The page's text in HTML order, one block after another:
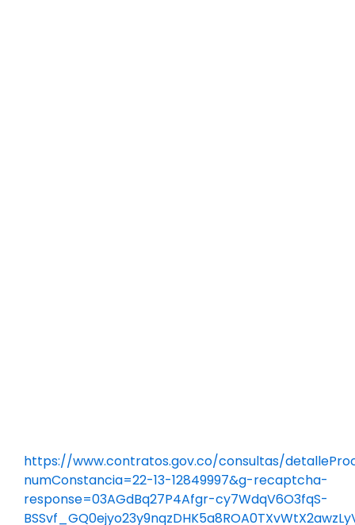
https://www.contratos.gov.co/consultas/
numConstancia=22-13-12849997&g-recaptcha-
response=03AGdBq27P4Afgr-cy7WdqV6O3fqS-